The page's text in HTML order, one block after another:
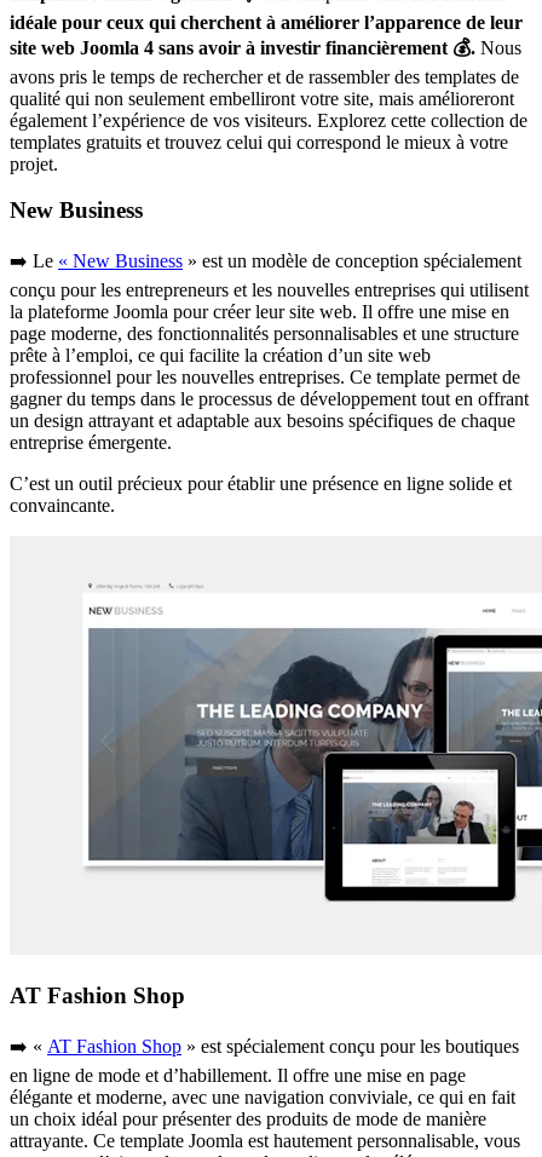
idéale pour ceux qui cherchent à améliorer l’apparence de leur
site web Joomla 4 sans avoir à investir financièrement 💰. Nous
avons pris le temps de rechercher et de rassembler des templates de
qualité qui non seulement embelliront votre site, mais amélioreront
également l’expérience de vos visiteurs. Explorez cette collection de
templates gratuits et trouvez celui qui correspond le mieux à votre
projet.
New Business
➡️ Le « New Business » est un modèle de conception spécialement
conçu pour les entrepreneurs et les nouvelles entreprises qui utilisent
la plateforme Joomla pour créer leur site web. Il offre une mise en
page moderne, des fonctionnalités personnalisables et une structure
prête à l’emploi, ce qui facilite la création d’un site web
professionnel pour les nouvelles entreprises. Ce template permet de
gagner du temps dans le processus de développement tout en offrant
un design attrayant et adaptable aux besoins spécifiques de chaque
entreprise émergente.
C’est un outil précieux pour établir une présence en ligne solide et
convaincante.
AT Fashion Shop
➡️ « AT Fashion Shop » est spécialement conçu pour les boutiques
en ligne de mode et d’habillement. Il offre une mise en page
élégante et moderne, avec une navigation conviviale, ce qui en fait
un choix idéal pour présenter des produits de mode de manière
attrayante. Ce template Joomla est hautement personnalisable, vous